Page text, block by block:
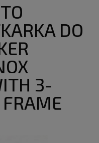
DO
3-